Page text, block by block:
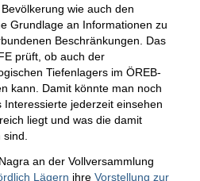
wie auch den
Grundlage an Informationen zu
Beschränkungen. Das
prüft, ob auch der
Tiefenlagers im ÖREB-
kann. Damit könnte man noch
Interessierte jederzeit einsehen
liegt und was die damit
an der Vollversammlung
Lägern ihre Vorstellung zur